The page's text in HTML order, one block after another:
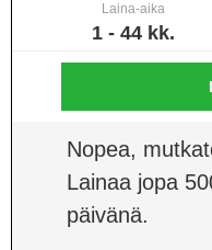
Laina-aika
1 - 44 kk.
Nopea,
Lainaa jopa
päivänä.